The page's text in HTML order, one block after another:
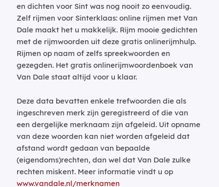
en dichten voor Sint was nog nooit zo eenvoudig.
Zelf rijmen voor Sinterklaas: online rijmen met Van
Dale maakt het u makkelijk. Rijm mooie gedichten
met de rijmwoorden uit deze gratis onlinerijmhulp.
Rijmen op naam of zelfs spreekwoorden en
gezegden. Het gratis onlinerijmwoordenboek van
Van Dale staat altijd voor u klaar.
Deze data bevatten enkele trefwoorden die als
ingeschreven merk zijn geregistreerd of die van
een dergelijke merknaam zijn afgeleid. Uit opname
van deze woorden kan niet worden afgeleid dat
afstand wordt gedaan van bepaalde
(eigendoms)rechten, dan wel dat Van Dale zulke
rechten miskent. Meer informatie vindt u op
www.vandale.nl/merknamen